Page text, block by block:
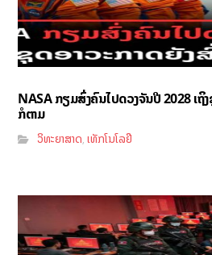
NASA ກຽມສົ່ງຄົນໄປດວງຈັນປີ 2028 ເຖິ
ກໍຕາມ
ວິທະຍາສາດ,ເທັກໂນໂລຢີ